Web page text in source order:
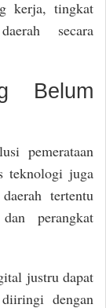
kerja, tingkat
secara
Belum
pemerataan
teknologi juga
tertentu
perangkat
justru dapat
dengan